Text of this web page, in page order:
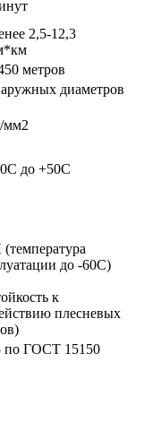
2,5-12,3
метров
диаметров
мм2
до +50С
до -60С)
к
плесневых
по ГОСТ 15150